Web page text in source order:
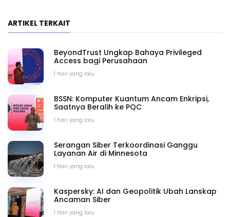
ARTIKEL TERKAIT
1 hari yang lalu
BeyondTrust Ungkap Bahaya Privileged
Access bagi Perusahaan
1 hari yang lalu
BSSN: Komputer Kuantum Ancam Enkripsi,
Saatnya Beralih ke PQC
1 hari yang lalu
Serangan Siber Terkoordinasi Ganggu
Layanan Air di Minnesota
1 hari yang lalu
Kaspersky: AI dan Geopolitik Ubah Lanskap
Ancaman Siber